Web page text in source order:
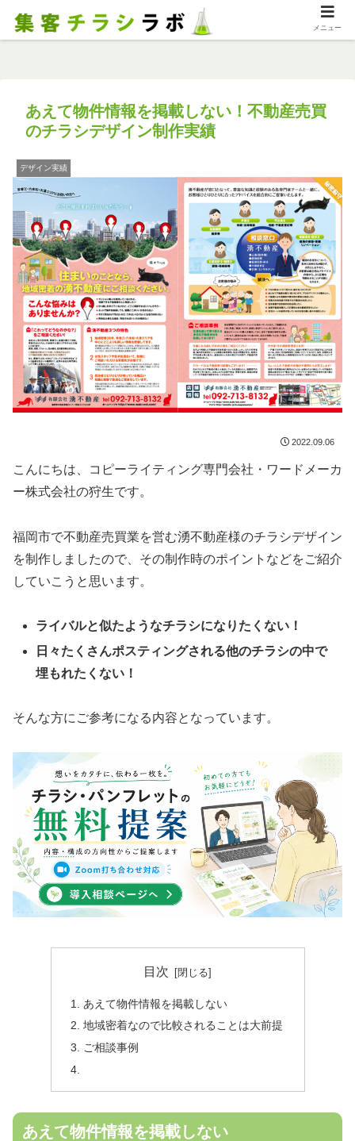
あえて物件情報を掲載しない！不動産売買
のチラシデザイン制作実績
デザイン実績
2022.09.06
こんにちは、コピーライティング専門会社・ワードメーカ
ー株式会社の狩生です。
福岡市で不動産売買業を営む湧不動産様のチラシデザイン
を制作しましたので、その制作時のポイントなどをご紹介
していこうと思います。
ライバルと似たようなチラシになりたくない！
日々たくさんポスティングされる他のチラシの中で
埋もれたくない！
そんな方にご参考になる内容となっています。
目次
あえて物件情報を掲載しない
地域密着なので比較されることは大前提
ご相談事例
あえて物件情報を掲載しない
メニュー